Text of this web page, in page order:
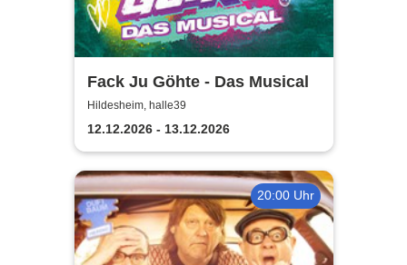
Fack Ju Göhte - Das Musical
Hildesheim, halle39
12.12.2026 - 13.12.2026
20:00 Uhr